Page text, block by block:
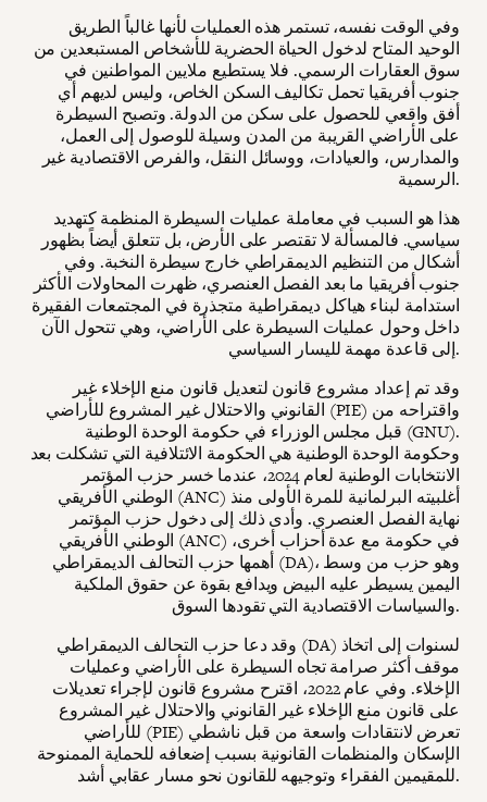
وفي الوقت نفسه، تستمر هذه العمليات لأنها غالباً الطريق
الوحيد المتاح لدخول الحياة الحضرية للأشخاص المستبعدين من
سوق العقارات الرسمي. فلا يستطيع ملايين المواطنين في
جنوب أفريقيا تحمل تكاليف السكن الخاص، وليس لديهم أي
أفق واقعي للحصول على سكن من الدولة. وتصبح السيطرة
على الأراضي القريبة من المدن وسيلة للوصول إلى العمل،
والمدارس، والعيادات، ووسائل النقل، والفرص الاقتصادية غير
الرسمية.
هذا هو السبب في معاملة عمليات السيطرة المنظمة كتهديد
سياسي. فالمسألة لا تقتصر على الأرض، بل تتعلق أيضاً بظهور
أشكال من التنظيم الديمقراطي خارج سيطرة النخبة. وفي
جنوب أفريقيا ما بعد الفصل العنصري، ظهرت المحاولات الأكثر
استدامة لبناء هياكل ديمقراطية متجذرة في المجتمعات الفقيرة
داخل وحول عمليات السيطرة على الأراضي، وهي تتحول الآن
إلى قاعدة مهمة لليسار السياسي.
وقد تم إعداد مشروع قانون لتعديل قانون منع الإخلاء غير
القانوني والاحتلال غير المشروع للأراضي (PIE) واقتراحه من
قبل مجلس الوزراء في حكومة الوحدة الوطنية (GNU).
وحكومة الوحدة الوطنية هي الحكومة الائتلافية التي تشكلت بعد
الانتخابات الوطنية لعام 2024، عندما خسر حزب المؤتمر
الوطني الأفريقي (ANC) أغلبيته البرلمانية للمرة الأولى منذ
نهاية الفصل العنصري. وأدى ذلك إلى دخول حزب المؤتمر
الوطني الأفريقي (ANC) في حكومة مع عدة أحزاب أخرى،
أهمها حزب التحالف الديمقراطي (DA)، وهو حزب من وسط
اليمين يسيطر عليه البيض ويدافع بقوة عن حقوق الملكية
والسياسات الاقتصادية التي تقودها السوق.
وقد دعا حزب التحالف الديمقراطي (DA) لسنوات إلى اتخاذ
موقف أكثر صرامة تجاه السيطرة على الأراضي وعمليات
الإخلاء. وفي عام 2022، اقترح مشروع قانون لإجراء تعديلات
على قانون منع الإخلاء غير القانوني والاحتلال غير المشروع
للأراضي (PIE) تعرض لانتقادات واسعة من قبل ناشطي
الإسكان والمنظمات القانونية بسبب إضعافه للحماية الممنوحة
للمقيمين الفقراء وتوجيهه للقانون نحو مسار عقابي أشد.